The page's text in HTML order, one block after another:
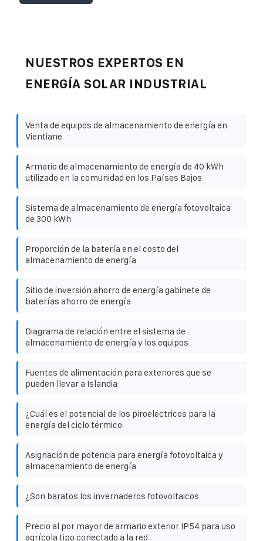
NUESTROS EXPERTOS EN
ENERGÍA SOLAR INDUSTRIAL
Venta de equipos de almacenamiento de energía en
Vientiane
Armario de almacenamiento de energía de 40 kWh
utilizado en la comunidad en los Países Bajos
Sistema de almacenamiento de energía fotovoltaica
de 300 kWh
Proporción de la batería en el costo del
almacenamiento de energía
Sitio de inversión ahorro de energía gabinete de
baterías ahorro de energía
Diagrama de relación entre el sistema de
almacenamiento de energía y los equipos
Fuentes de alimentación para exteriores que se
pueden llevar a Islandia
¿Cuál es el potencial de los piroeléctricos para la
energía del ciclo térmico
Asignación de potencia para energía fotovoltaica y
almacenamiento de energía
¿Son baratos los invernaderos fotovoltaicos
Precio al por mayor de armario exterior IP54 para uso
agrícola tipo conectado a la red